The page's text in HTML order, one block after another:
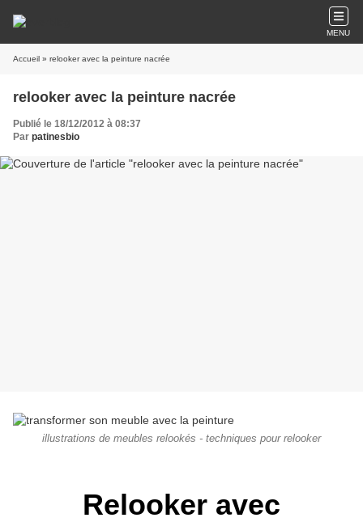
MENU
Accueil » relooker avec la peinture nacrée
relooker avec la peinture nacrée
Publié le 18/12/2012 à 08:37
Par patinesbio
illustrations de meubles relookés - techniques pour relooker
Relooker avec